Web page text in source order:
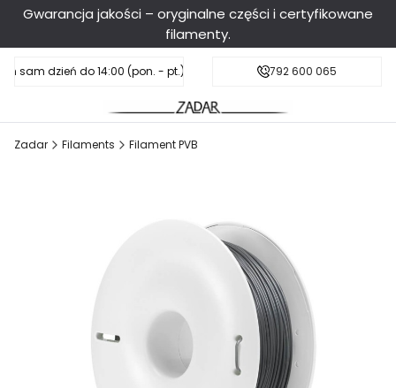
Gwarancja jakości – oryginalne części i certyfikowane
filamenty.
sam dzień do 14:00 (pon. - pt.), sobota do 11:00Darmowa dostawa od 199 zł
792 600 065
Zadar Filaments Filament PVB